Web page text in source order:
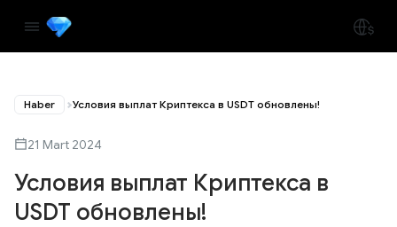
Haber Условия выплат Криптекса в USDT обновлены!
21 Mart 2024
Условия выплат Криптекса в
USDT обновлены!